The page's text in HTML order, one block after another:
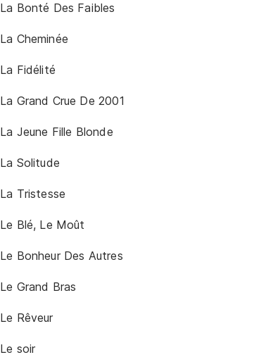
La Bonté Des Faibles
La Cheminée
La Fidélité
La Grand Crue De 2001
La Jeune Fille Blonde
La Solitude
La Tristesse
Le Blé, Le Moût
Le Bonheur Des Autres
Le Grand Bras
Le Rêveur
Le soir